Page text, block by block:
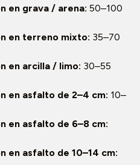
en grava / arena: 50–100
en terreno mixto: 35–70
en arcilla / limo: 30–55
en asfalto de 2–4 cm: 10–
en asfalto de 6–8 cm:
en asfalto de 10–14 cm: